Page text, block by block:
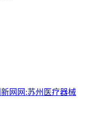
网网:苏州医疗器械